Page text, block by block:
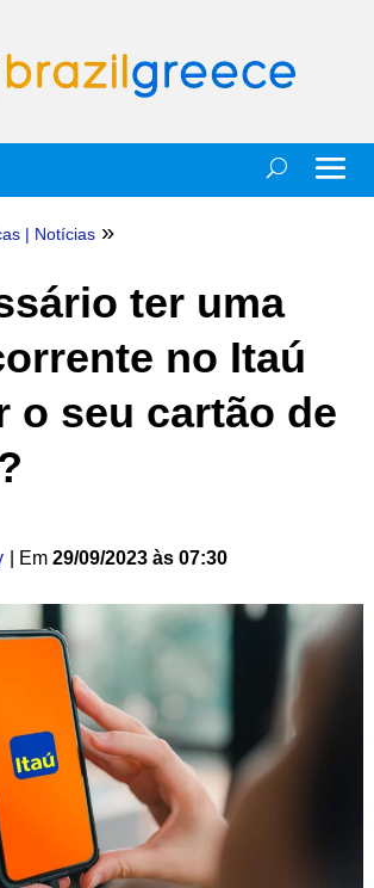
| Notícias »
ter uma
no Itaú
o seu cartão de
| Em 29/09/2023 às 07:30